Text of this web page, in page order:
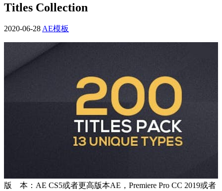
Titles Collection
2020-06-28AE模板
版 本：AE CS5或者更高版本AE，Premiere Pro CC 2019或者